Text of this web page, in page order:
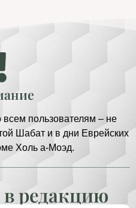
всем пользователям – не
Шабат и в дни Еврейских
Холь а-Моэд.
редакцию